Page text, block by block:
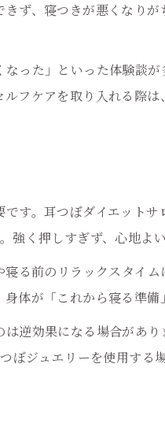
へ導く耳つぼの選び方と
たリラックスタイムの作り
おすすめの耳つぼアプロ
巡りを良くし体調安定を
めの耳つぼポイントを紹介
心を整える習慣のすすめ
きる耳つぼ習慣の始め方
耳つぼケアを取り入れる
続けるためのコツとポイ
ず、寝つきが悪くなり
った」といった体験談
フケアを取り入れる際
す。耳つぼダイエット
く押しすぎず、心地よ
る前のリラックスタイ
体が「これから寝る準備
逆効果になる場合があ
ぼジュエリーを使用す